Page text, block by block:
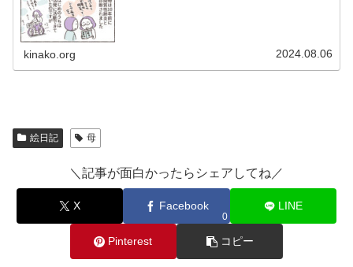
kinako.org 2024.08.06
絵日記 母
＼記事が面白かったらシェアしてね／
X Facebook
0
LINE
Pinterest コピー